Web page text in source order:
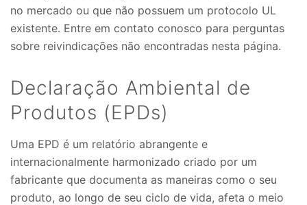
no mercado ou que não possuem um protocolo UL
existente. Entre em contato conosco para perguntas
sobre reivindicações não encontradas nesta página.
Declaração Ambiental de
Produtos (EPDs)
Uma EPD é um relatório abrangente e
internacionalmente harmonizado criado por um
fabricante que documenta as maneiras como o seu
produto, ao longo de seu ciclo de vida, afeta o meio